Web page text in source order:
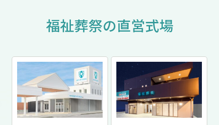
福祉葬祭の直営式場